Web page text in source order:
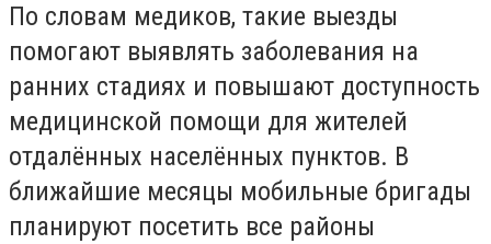
По словам медиков, такие выезды
помогают выявлять заболевания на
ранних стадиях и повышают доступность
медицинской помощи для жителей
отдалённых населённых пунктов. В
ближайшие месяцы мобильные бригады
планируют посетить все районы